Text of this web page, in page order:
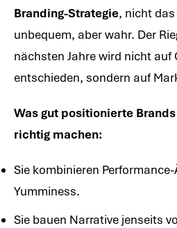
Branding-Strategie, nicht
unbequem, aber wahr. Der
nächsten Jahre wird nicht auf
entschieden, sondern auf
Was gut positionierte
richtig machen:
Sie kombinieren
Yumminess.
Sie bauen Narrative jenseits